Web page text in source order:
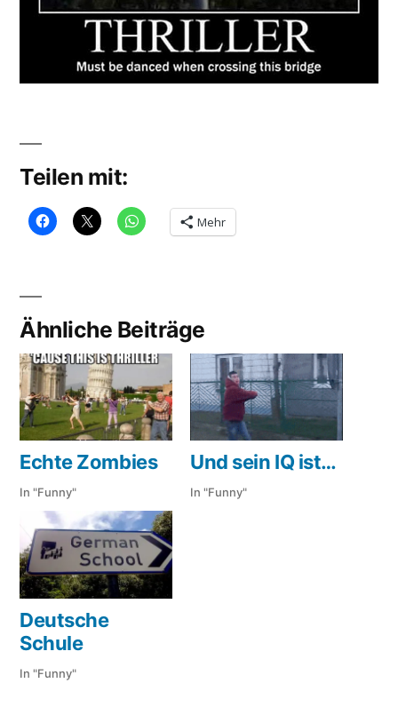
Teilen mit:
Mehr
Ähnliche Beiträge
Echte Zombies
In "Funny"
Und sein IQ ist…
In "Funny"
Deutsche
Schule
In "Funny"